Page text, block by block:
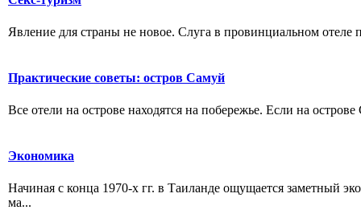
Явление для страны не новое. Слуга в провинциальном
Практические советы: остров Самуй
Все отели на острове находятся на побережье. Если на
Экономика
Начиная с конца 1970-х гг. в Таиланде ощущается заметный
ма...